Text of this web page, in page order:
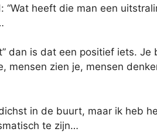
“Wat heeft die man een
dan is dat een positief iets.
mensen zien je, mensen
in de buurt, maar ik heb
te zijn…